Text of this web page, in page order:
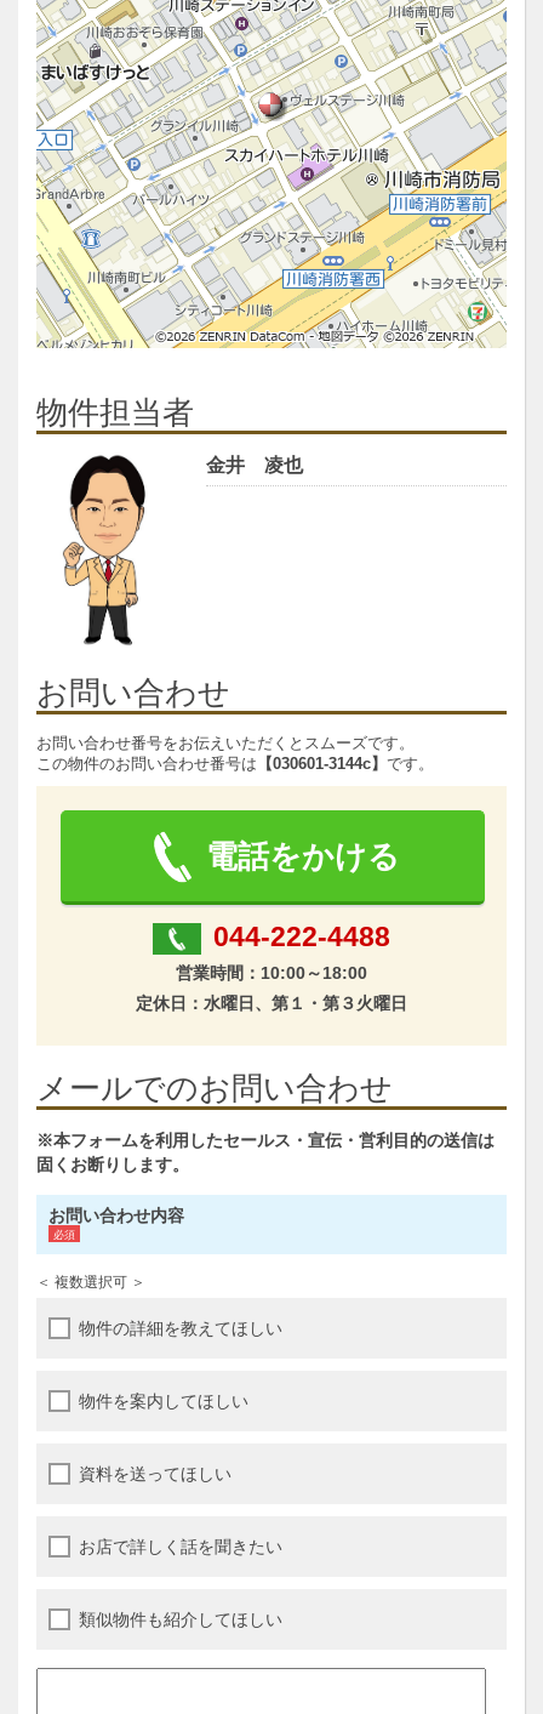
物件担当者
金井 凌也
お問い合わせ
お問い合わせ番号をお伝えいただくとスムーズです。
この物件のお問い合わせ番号は 【030601-3144c】 です。
電話をかける
044-222-4488
営業時間：10:00～18:00
定休日：水曜日、第１・第３火曜日
メールでのお問い合わせ
※本フォームを利用したセールス・宣伝・営利目的の送信は
固くお断りします。
お問い合わせ内容
＜ 複数選択可 ＞
物件の詳細を教えてほしい
物件を案内してほしい
資料を送ってほしい
お店で詳しく話を聞きたい
類似物件も紹介してほしい